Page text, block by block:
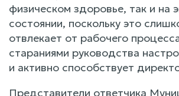
физическом здоровье, так и на
состоянии, поскольку это
отвлекает от рабочего
стараниями руководства
и активно способствует
Представители ответчика